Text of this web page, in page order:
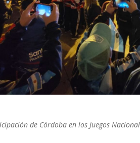
de Córdoba en los Juegos